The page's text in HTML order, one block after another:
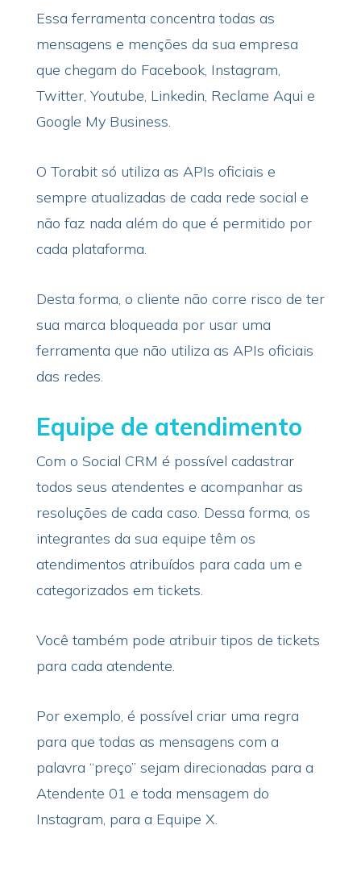
Essa ferramenta concentra todas as
mensagens e menções da sua empresa
que chegam do Facebook, Instagram,
Twitter, Youtube, Linkedin, Reclame Aqui e
Google My Business.
O Torabit só utiliza as APIs oficiais e
sempre atualizadas de cada rede social e
não faz nada além do que é permitido por
cada plataforma.
Desta forma, o cliente não corre risco de ter
sua marca bloqueada por usar uma
ferramenta que não utiliza as APIs oficiais
das redes.
Equipe de atendimento
Com o Social CRM é possível cadastrar
todos seus atendentes e acompanhar as
resoluções de cada caso. Dessa forma, os
integrantes da sua equipe têm os
atendimentos atribuídos para cada um e
categorizados em tickets.
Você também pode atribuir tipos de tickets
para cada atendente.
Por exemplo, é possível criar uma regra
para que todas as mensagens com a
palavra “preço” sejam direcionadas para a
Atendente 01 e toda mensagem do
Instagram, para a Equipe X.